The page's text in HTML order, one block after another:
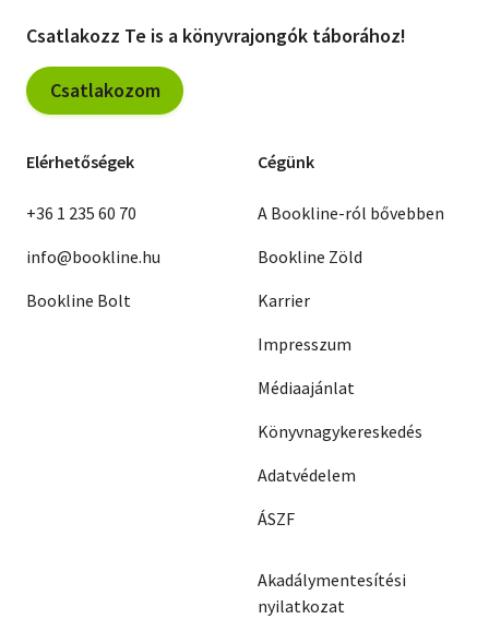
Csatlakozz Te is a könyvrajongók táborához!
Csatlakozom
Elérhetőségek
+36 1 235 60 70
info@bookline.hu
Bookline Bolt
Cégünk
A Bookline-ról bővebben
Bookline Zöld
Karrier
Impresszum
Médiaajánlat
Könyvnagykereskedés
Adatvédelem
ÁSZF
Akadálymentesítési
nyilatkozat